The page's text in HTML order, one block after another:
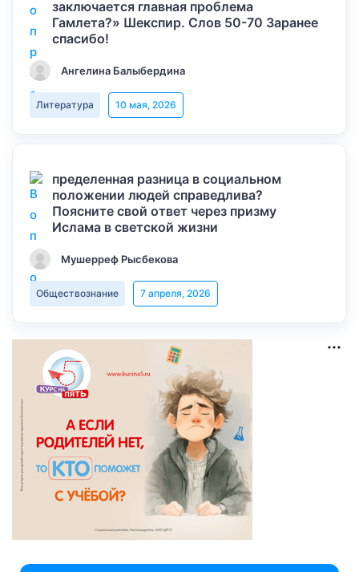
заключается главная проблема
Гамлета?» Шекспир. Слов 50-70 Заранее
спасибо!
Ангелина Балыбердина
Литература 10 мая, 2026
пределенная разница в социальном
положении людей справедлива?
Поясните свой ответ через призму
Ислама в светской жизни
Мушерреф Рысбекова
Обществознание 7 апреля, 2026